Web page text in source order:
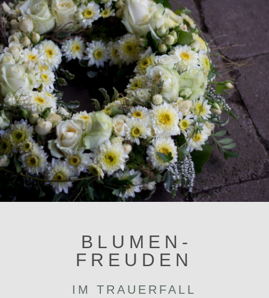
BLU­MEN­
FREUDEN
IM TRAU­ER­FALL